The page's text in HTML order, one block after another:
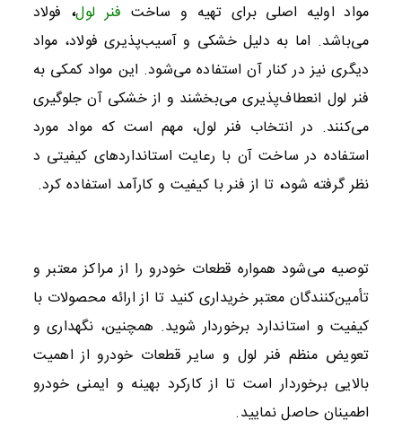
مواد اولیه اصلی برای تهیه و ساخت فنر لول، فولاد
می‌باشد. اما به دلیل خشکی و آسیب‌پذیری فولاد، مواد
دیگری نیز در کنار آن استفاده می‌شود. این مواد کمکی به
فنر لول انعطاف‌پذیری می‌بخشند و از خشکی آن جلوگیری
می‌کنند. در انتخاب فنر لول، مهم است که مواد مورد
استفاده در ساخت آن با رعایت استانداردهای کیفیتی د
نظر گرفته شود، تا از فنر با کیفیت و کارآمد استفاده کرد.
توصیه می‌شود همواره قطعات خودرو را از مراکز معتبر و
تأمین‌کنندگان معتبر خریداری کنید تا از ارائه محصولات با
کیفیت و استاندارد برخوردار شوید. همچنین، نگهداری و
تعویض منظم فنر لول و سایر قطعات خودرو از اهمیت
بالایی برخوردار است تا از کارکرد بهینه و ایمنی خودرو
اطمینان حاصل نمایید.